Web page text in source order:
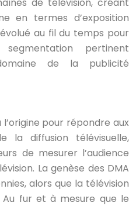
en termes d’exposition
au fil du temps pour
pertinent
de la publicité
pour répondre aux
la diffusion télévisuelle,
de mesurer l’audience
La genèse des DMA
alors que la télévision
fur et à mesure que le